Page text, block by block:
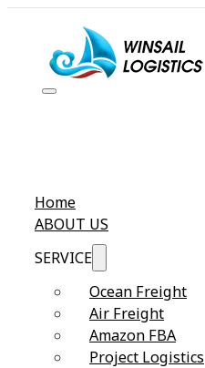
Home
ABOUT US
SERVICE
Ocean Freight
Air Freight
Amazon FBA
Project Logistics